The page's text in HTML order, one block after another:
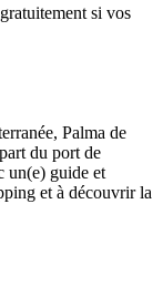
si vos
Palma de
du port de
un(e) guide et
et à découvrir la